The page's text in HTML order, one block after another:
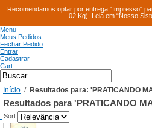
Recomendamos optar por entrega "Impresso"
02 Kg). Leia em “Nosso
Menu
Meus Pedidos
Fechar Pedido
Entrar
Cadastrar
Cart
Início / Resultados para: 'PRATICANDO
Resultados para 'PRATICANDO
Sort